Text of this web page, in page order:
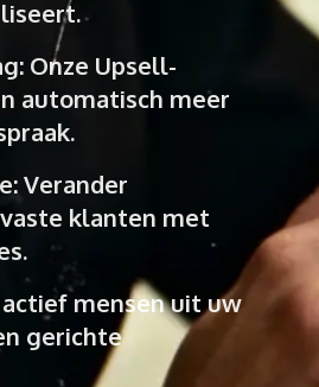
Onze Upsell-
automatisch meer
Verander
klanten met
mensen uit uw
gerichte